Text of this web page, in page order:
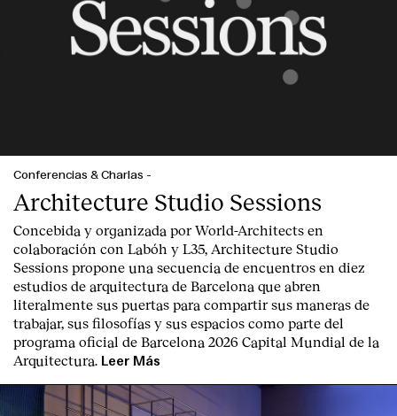
Conferencias & Charlas -
Architecture Studio Sessions
Concebida y organizada por World-Architects en
colaboración con Labóh y L35, Architecture Studio
Sessions propone una secuencia de encuentros en diez
estudios de arquitectura de Barcelona que abren
literalmente sus puertas para compartir sus maneras de
trabajar, sus filosofías y sus espacios como parte del
programa oficial de Barcelona 2026 Capital Mundial de la
Arquitectura. Leer Más